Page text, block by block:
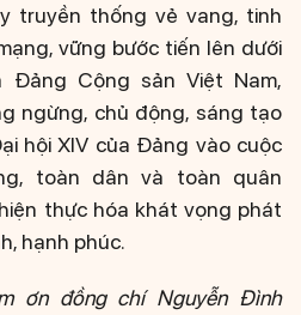
truyền thống vẻ vang, tinh
vững bước tiến lên dưới
Đảng Cộng sản Việt Nam,
ngừng, chủ động, sáng tạo
hội XIV của Đảng vào cuộc
toàn dân và toàn quân
thực hóa khát vọng phát
hạnh phúc.
ơn đồng chí Nguyễn Đình